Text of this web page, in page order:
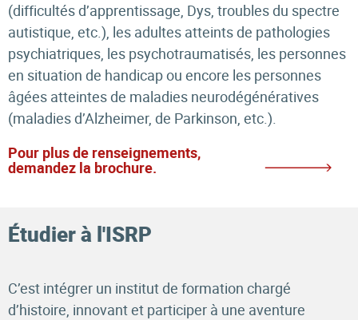
(difficultés d’apprentissage, Dys, troubles du spectre
autistique, etc.), les adultes atteints de pathologies
psychiatriques, les psychotraumatisés, les personnes
en situation de handicap ou encore les personnes
âgées atteintes de maladies neurodégénératives
(maladies d’Alzheimer, de Parkinson, etc.).
Pour plus de renseignements,
demandez la brochure.
Étudier à l'ISRP
C’est intégrer un institut de formation chargé
d’histoire, innovant et participer à une aventure